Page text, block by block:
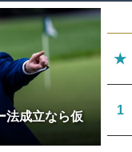
法成立なら仮
★
1